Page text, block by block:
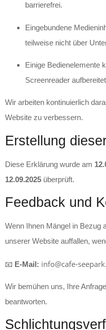
barrierefrei.
Eingebundene
teilweise nicht über
Einige Bedienelemente
Screenreader
Wir arbeiten kontinuierlich
Website zu verbessern.
Erstellung
Diese Erklärung wurde am
12.09.2025 überprüft.
Feedback und
Wenn Ihnen Mängel in Bezug
unserer Website auffallen,
📧 E-Mail: info@cafe-
Wir bemühen uns, Ihre
beantworten.